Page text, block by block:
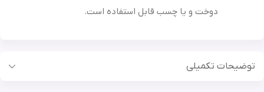
دوخت و یا چسب قابل استفاده است.
توضیحات تکمیلی